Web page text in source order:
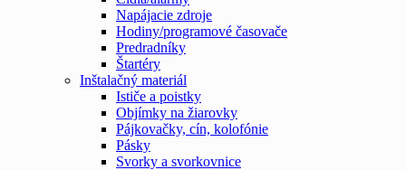
Napájacie zdroje
Hodiny/programové časovače
Predradníky
Štartéry
Inštalačný materiál
Ističe a poistky
Objímky na žiarovky
Pájkovačky, cín, kolofónie
Pásky
Svorky a svorkovnice